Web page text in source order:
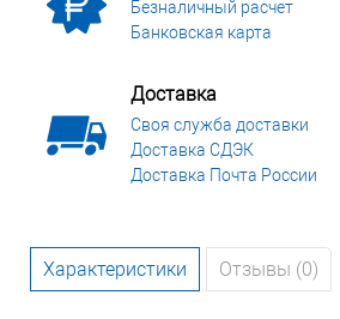
Безналичный расчет
Банковская карта
Доставка
Своя служба доставки
Доставка СДЭК
Доставка Почта России
Характеристики Отзывы (0)